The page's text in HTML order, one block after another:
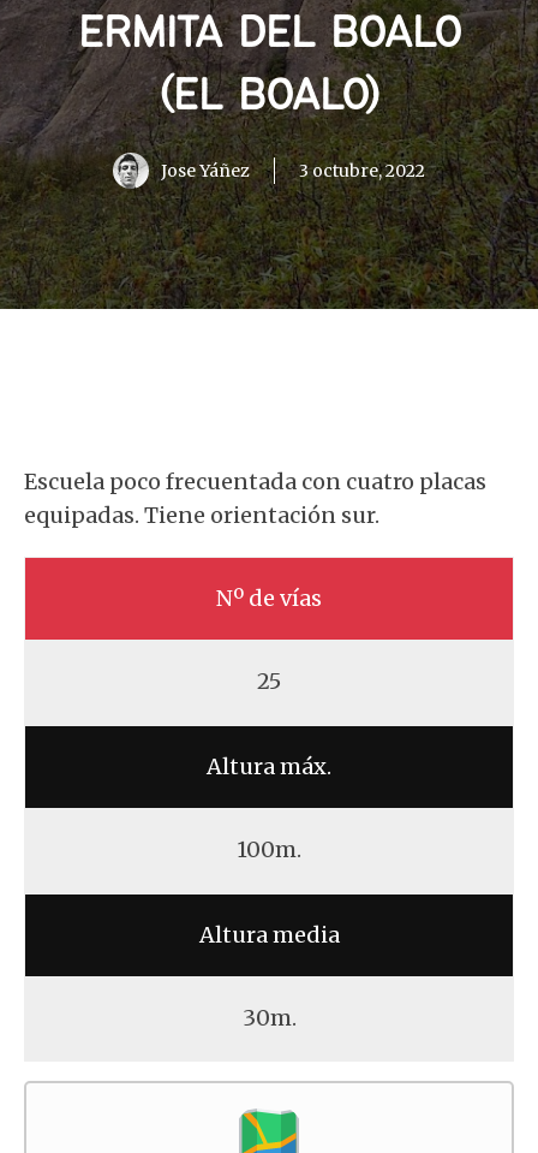
ERMITA DEL BOALO
(EL BOALO)
Jose Yáñez 3 octubre, 2022
Escuela poco frecuentada con cuatro placas
equipadas. Tiene orientación sur.
Nº de vías
25
Altura máx.
100m.
Altura media
30m.